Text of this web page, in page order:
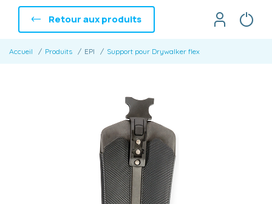
Retour aux produits
Accueil Produits EPI Support pour Drywalker flex